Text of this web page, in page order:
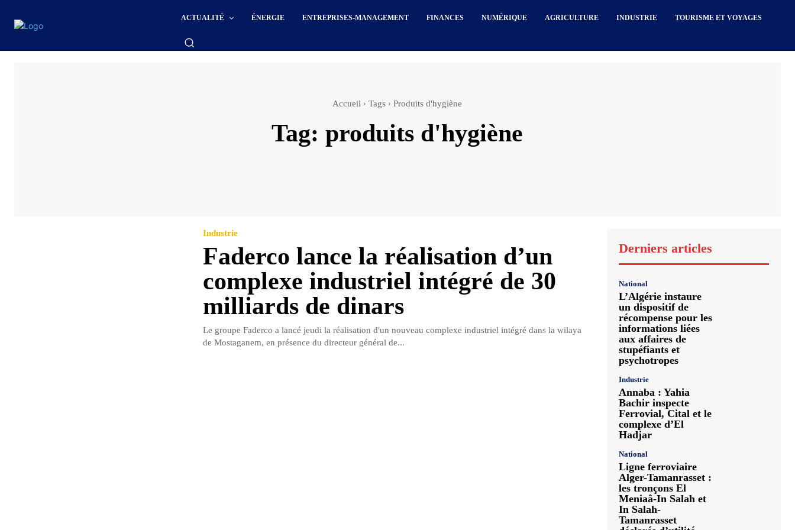
ACTUALITÉ ÉNERGIE ENTREPRISES-MANAGEMENT FINANCES NUMÉRIQUE AGRICULTURE INDUSTRIE TOURISME ET VOYAGES
Accueil Tags Produits d'hygiène
Tag: produits d'hygiène
Industrie
Faderco lance la réalisation d’un
complexe industriel intégré de 30
milliards de dinars
Le groupe Faderco a lancé jeudi la réalisation d'un nouveau complexe industriel intégré dans la wilaya
de Mostaganem, en présence du directeur général de...
Derniers articles
National
L’Algérie instaure
un dispositif de
récompense pour les
informations liées
aux affaires de
stupéfiants et
psychotropes
Industrie
Annaba : Yahia
Bachir inspecte
Ferrovial, Cital et le
complexe d’El
Hadjar
National
Ligne ferroviaire
Alger-Tamanrasset :
les tronçons El
Meniaâ-In Salah et
In Salah-
Tamanrasset